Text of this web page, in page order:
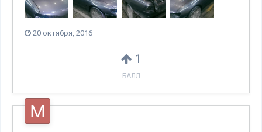
20 октября, 2016
1
БАЛЛ